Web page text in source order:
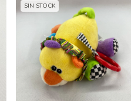
SIN STOCK